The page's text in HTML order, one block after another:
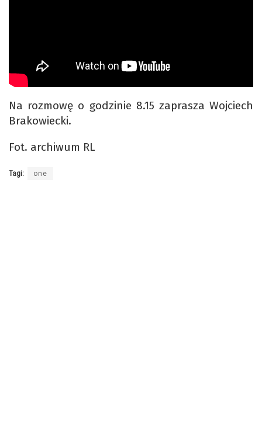
Na rozmowę o godzinie 8.15 zaprasza Wojciech
Brakowiecki.
Fot. archiwum RL
Tagi: one